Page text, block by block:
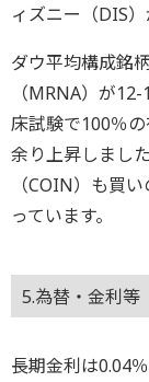
ィズニー（DIS）
ダウ平均構成銘
（MRNA）が
床試験で100％
余り上昇しまし
（COIN）も買
っています。
5.為替・金利等
長期金利は0.04